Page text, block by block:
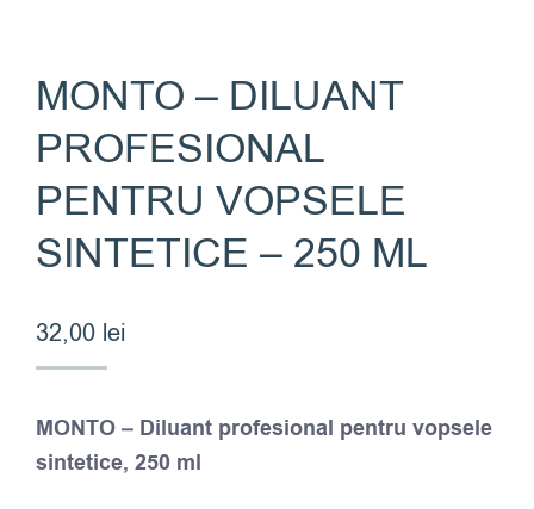
MONTO – DILUANT
PROFESIONAL
PENTRU VOPSELE
SINTETICE – 250 ML
32,00 lei
MONTO – Diluant profesional pentru vopsele
sintetice, 250 ml